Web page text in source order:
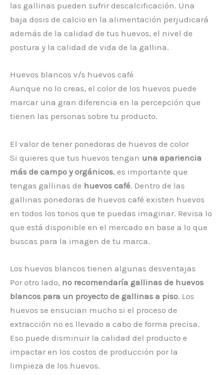
las gallinas pueden sufrir descalcificación. Una
baja dosis de calcio en la alimentación perjudicará
además de la calidad de tus huevos, el nivel de
postura y la calidad de vida de la gallina.
Huevos blancos v/s huevos café
Aunque no lo creas, el color de los huevos puede
marcar una gran diferencia en la percepción que
tienen las personas sobre tu producto.
El valor de tener ponedoras de huevos de color
Si quieres que tus huevos tengan una apariencia
más de campo y orgánicos, es importante que
tengas gallinas de huevos café. Dentro de las
gallinas ponedoras de huevos café existen huevos
en todos los tonos que te puedas imaginar. Revisa lo
que está disponible en el mercado en base a lo que
buscas para la imagen de tu marca.
Los huevos blancos tienen algunas desventajas
Por otro lado, no recomendaría gallinas de huevos
blancos para un proyecto de gallinas a piso. Los
huevos se ensucian mucho si el proceso de
extracción no es llevado a cabo de forma precisa.
Eso puede disminuir la calidad del producto e
impactar en los costos de producción por la
limpieza de los huevos.